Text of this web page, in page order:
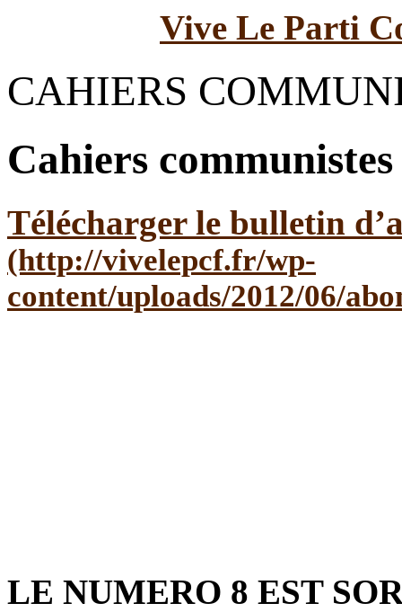
Vive Le Parti
CAHIERS
Cahiers communistes
Télécharger le bulletin
LE NUMERO 8 EST